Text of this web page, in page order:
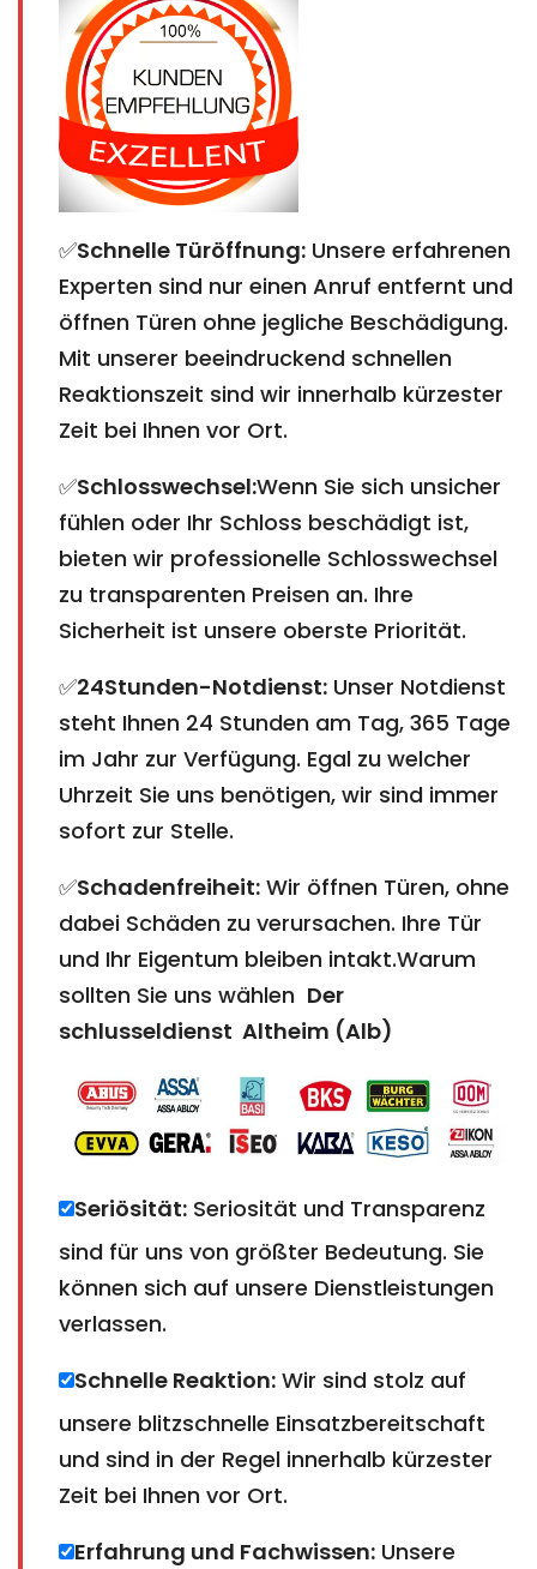
✅Schnelle Türöffnung: Unsere erfahrenen
Experten sind nur einen Anruf entfernt und
öffnen Türen ohne jegliche Beschädigung.
Mit unserer beeindruckend schnellen
Reaktionszeit sind wir innerhalb kürzester
Zeit bei Ihnen vor Ort.
✅Schlosswechsel:Wenn Sie sich unsicher
fühlen oder Ihr Schloss beschädigt ist,
bieten wir professionelle Schlosswechsel
zu transparenten Preisen an. Ihre
Sicherheit ist unsere oberste Priorität.
✅24Stunden-Notdienst: Unser Notdienst
steht Ihnen 24 Stunden am Tag, 365 Tage
im Jahr zur Verfügung. Egal zu welcher
Uhrzeit Sie uns benötigen, wir sind immer
sofort zur Stelle.
✅Schadenfreiheit: Wir öffnen Türen, ohne
dabei Schäden zu verursachen. Ihre Tür
und Ihr Eigentum bleiben intakt.Warum
sollten Sie uns wählen Der
schlusseldienst Altheim (Alb)
Seriösität: Seriosität und Transparenz
sind für uns von größter Bedeutung. Sie
können sich auf unsere Dienstleistungen
verlassen.
Schnelle Reaktion: Wir sind stolz auf
unsere blitzschnelle Einsatzbereitschaft
und sind in der Regel innerhalb kürzester
Zeit bei Ihnen vor Ort.
Erfahrung und Fachwissen: Unsere